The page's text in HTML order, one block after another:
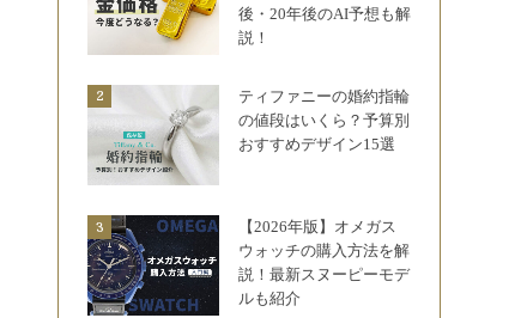
後・20年後のAI予想も解
説！
ティファニーの婚約指輪
の値段はいくら？予算別
おすすめデザイン15選
【2026年版】オメガス
ウォッチの購入方法を解
説！最新スヌーピーモデ
ルも紹介